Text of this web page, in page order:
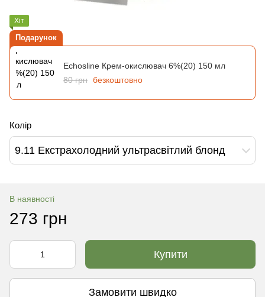
Хіт
Подарунок
Echosline Крем-окислювач 6%(20) 150 мл
80 грн безкоштовно
Колір
9.11 Екстрахолодний ультрасвітлий блонд
В наявності
273 грн
Купити
Замовити швидко